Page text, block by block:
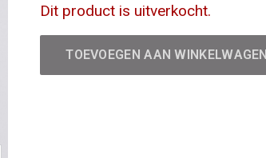
Dit product is uitverkocht.
TOEVOEGEN AAN WINKELWAGEN